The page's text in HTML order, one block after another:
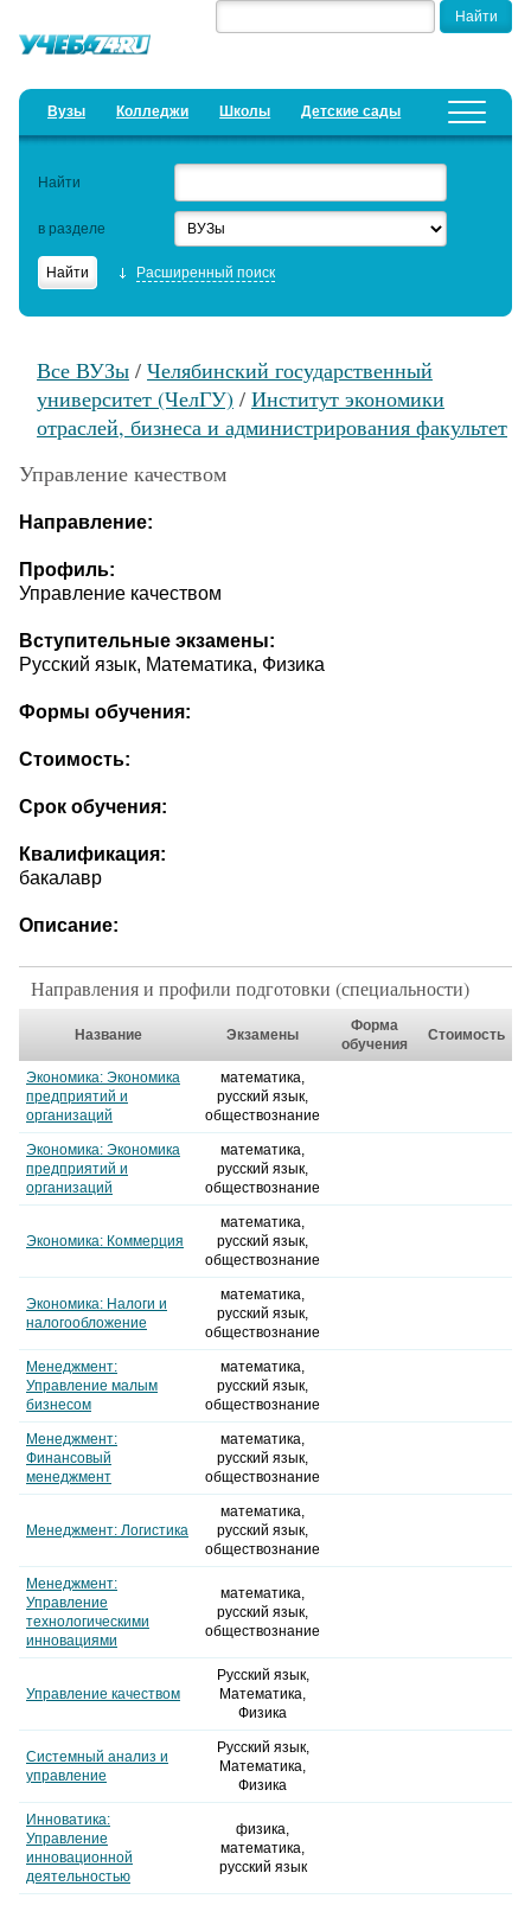
Вузы Колледжи Школы Детские сады
Добавить уч. заведение Предложить новость
Образовательный кредит
Актуальные статьи
Найти
в разделе
Расширенный поиск
Все ВУЗы / Челябинский государственный
университет (ЧелГУ) / Институт экономики
отраслей, бизнеса и администрирования факультет
Управление качеством
Направление:
Профиль:
Управление качеством
Вступительные экзамены:
Русский язык, Математика, Физика
Формы обучения:
Стоимость:
Срок обучения:
Квалификация:
бакалавр
Описание:
Направления и профили подготовки (специальности)
Название Экзамены
Форма
обучения
Стоимость
Экономика: Экономика
предприятий и
организаций
математика,
русский язык,
обществознание
Экономика: Экономика
предприятий и
организаций
математика,
русский язык,
обществознание
Экономика: Коммерция
математика,
русский язык,
обществознание
Экономика: Налоги и
налогообложение
математика,
русский язык,
обществознание
Менеджмент:
Управление малым
бизнесом
математика,
русский язык,
обществознание
Менеджмент:
Финансовый
менеджмент
математика,
русский язык,
обществознание
Менеджмент: Логистика
математика,
русский язык,
обществознание
Менеджмент:
Управление
технологическими
инновациями
математика,
русский язык,
обществознание
Управление качеством
Русский язык,
Математика,
Физика
Системный анализ и
управление
Русский язык,
Математика,
Физика
Инноватика:
Управление
инновационной
деятельностью
физика,
математика,
русский язык